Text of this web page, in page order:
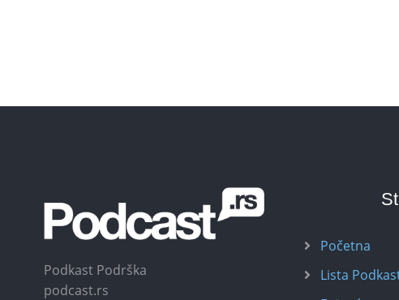
Podkast Podrška
podcast.rs
Početna
Lista